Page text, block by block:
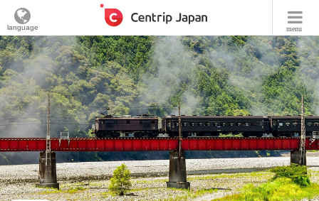
menu
language